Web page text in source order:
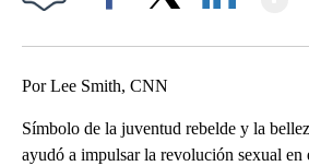
Por Lee Smith, CNN
Símbolo de la juventud rebelde y la
ayudó a impulsar la revolución sexual en